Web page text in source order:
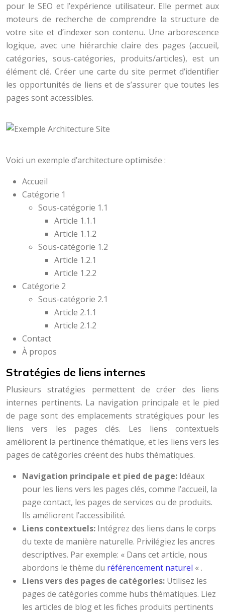
pour le SEO et l’expérience utilisateur. Elle permet aux
moteurs de recherche de comprendre la structure de
votre site et d’indexer son contenu. Une arborescence
logique, avec une hiérarchie claire des pages (accueil,
catégories, sous-catégories, produits/articles), est un
élément clé. Créer une carte du site permet d’identifier
les opportunités de liens et de s’assurer que toutes les
pages sont accessibles.
Voici un exemple d’architecture optimisée :
Accueil
Catégorie 1
Sous-catégorie 1.1
Article 1.1.1
Article 1.1.2
Sous-catégorie 1.2
Article 1.2.1
Article 1.2.2
Catégorie 2
Sous-catégorie 2.1
Article 2.1.1
Article 2.1.2
Contact
À propos
Stratégies de liens internes
Plusieurs stratégies permettent de créer des liens
internes pertinents. La navigation principale et le pied
de page sont des emplacements stratégiques pour les
liens vers les pages clés. Les liens contextuels
améliorent la pertinence thématique, et les liens vers les
pages de catégories créent des hubs thématiques.
Navigation principale et pied de page: Idéaux
pour les liens vers les pages clés, comme l’accueil, la
page contact, les pages de services ou de produits.
Ils améliorent l’accessibilité.
Liens contextuels: Intégrez des liens dans le corps
du texte de manière naturelle. Privilégiez les ancres
descriptives. Par exemple: « Dans cet article, nous
abordons le thème du référencement naturel « .
Liens vers des pages de catégories: Utilisez les
pages de catégories comme hubs thématiques. Liez
les articles de blog et les fiches produits pertinents